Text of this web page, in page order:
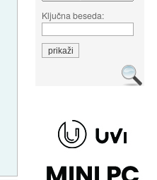
Ključna beseda: